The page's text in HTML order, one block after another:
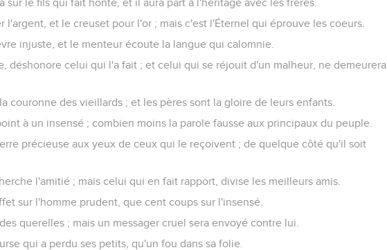
sur le fils qui fait honte, et il aura part à l'héritage avec les frères.
l'argent, et le creuset pour l'or ; mais c'est l'Éternel qui éprouve les coeurs.
injuste, et le menteur écoute la langue qui calomnie.
déshonore celui qui l'a fait ; et celui qui se réjouit d'un malheur, ne demeurera
couronne des vieillards ; et les pères sont la gloire de leurs enfants.
à un insensé ; combien moins la parole fausse aux principaux du peuple.
précieuse aux yeux de ceux qui le reçoivent ; de quelque côté qu'il soit
l'amitié ; mais celui qui en fait rapport, divise les meilleurs amis.
sur l'homme prudent, que cent coups sur l'insensé.
querelles ; mais un messager cruel sera envoyé contre lui.
qui a perdu ses petits, qu'un fou dans sa folie.